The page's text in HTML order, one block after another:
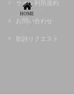
サイト利用規約
お問い合わせ
歌詩リクエスト
HOME